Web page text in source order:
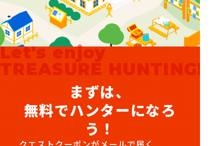
Let's enjoy
TREASURE HUNTING!
まずは、
無料でハンターになろ
う！